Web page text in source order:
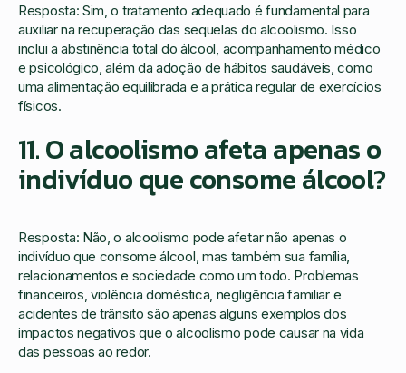
Resposta: Sim, o tratamento adequado é fundamental para
auxiliar na recuperação das sequelas do alcoolismo. Isso
inclui a abstinência total do álcool, acompanhamento médico
e psicológico, além da adoção de hábitos saudáveis, como
uma alimentação equilibrada e a prática regular de exercícios
físicos.
11. O alcoolismo afeta apenas o
indivíduo que consome álcool?
Resposta: Não, o alcoolismo pode afetar não apenas o
indivíduo que consome álcool, mas também sua família,
relacionamentos e sociedade como um todo. Problemas
financeiros, violência doméstica, negligência familiar e
acidentes de trânsito são apenas alguns exemplos dos
impactos negativos que o alcoolismo pode causar na vida
das pessoas ao redor.